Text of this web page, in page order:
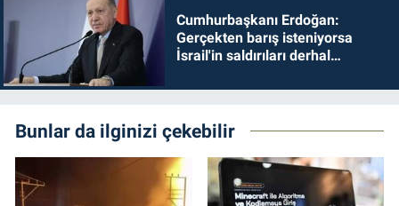
Cumhurbaşkanı Erdoğan:
Gerçekten barış isteniyorsa
İsrail'in saldırıları derhal
Bunlar da ilginizi çekebilir